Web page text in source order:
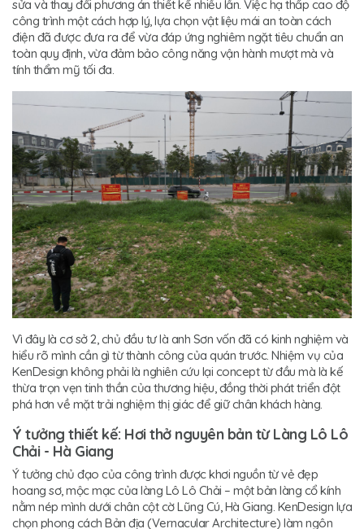
sửa và thay đổi phương án thiết kế nhiều lần. Việc hạ thấp cao độ
công trình một cách hợp lý, lựa chọn vật liệu mái an toàn cách
điện đã được đưa ra để vừa đáp ứng nghiêm ngặt tiêu chuẩn an
toàn quy định, vừa đảm bảo công năng vận hành mượt mà và
tính thẩm mỹ tối đa.
Vì đây là cơ sở 2, chủ đầu tư là anh Sơn vốn đã có kinh nghiệm và
hiểu rõ mình cần gì từ thành công của quán trước. Nhiệm vụ của
KenDesign không phải là nghiên cứu lại concept từ đầu mà là kế
thừa trọn vẹn tinh thần của thương hiệu, đồng thời phát triển đột
phá hơn về mặt trải nghiệm thị giác để giữ chân khách hàng.
Ý tưởng thiết kế: Hơi thở nguyên bản từ Làng Lô Lô
Chải - Hà Giang
Ý tưởng chủ đạo của công trình được khơi nguồn từ vẻ đẹp
hoang sơ, mộc mạc của làng Lô Lô Chải – một bản làng cổ kính
nằm nép mình dưới chân cột cờ Lũng Cú, Hà Giang. KenDesign lựa
chọn phong cách Bản địa (Vernacular Architecture) làm ngôn